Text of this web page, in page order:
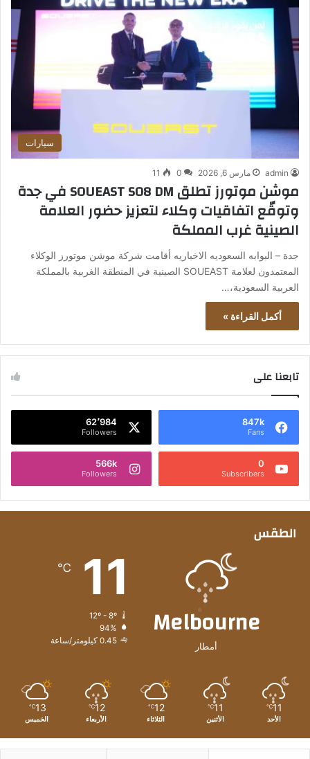
سيارات
admin مارس 6, 2026 0
11
موشن موتورز تطلق SOUEAST S08 DM في جدة
وتوقّع اتفاقيات وكلاء لتعزيز حضور العلامة
الصينية غرب المملكة
جدة – البوابه السعوديه الاخباريه أقامت شركة موشن موتورز الوكلاء
المعتمدون لعلامة SOUEAST الصينية في المنطقة الغربية بالمملكة
العربية السعودية،…
أكمل القراءة »
تابعنا على
847k
Fans
62٬984
Followers
0
Subscribers
566k
Followers
الطقس
Melbourne
أمطار
11
℃
12º - 8º
94%
0.45 كيلومتر/ساعة
11
℃
الأحد
11
℃
الأثنين
12
℃
الثلاثاء
12
℃
الأربعاء
13
℃
الخميس